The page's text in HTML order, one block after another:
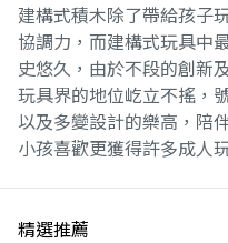
建構式積木除了帶給孩子
協調力，而建構式玩具中
史悠久，由於不段的創新
玩具界的地位屹立不搖，
以及多變設計的樂高，陪
小孩喜歡更獲得許多成人
精選推薦